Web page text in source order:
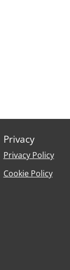
Privacy
Privacy Policy
Cookie Policy